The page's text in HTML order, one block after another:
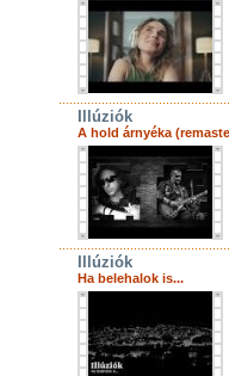
Illúziók
A hold árnyéka
Illúziók
Ha belehalok is...